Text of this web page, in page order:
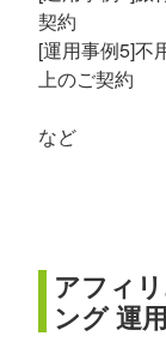
契約
[運用事例5]不
上のご契約
など
アフィ
ング 運